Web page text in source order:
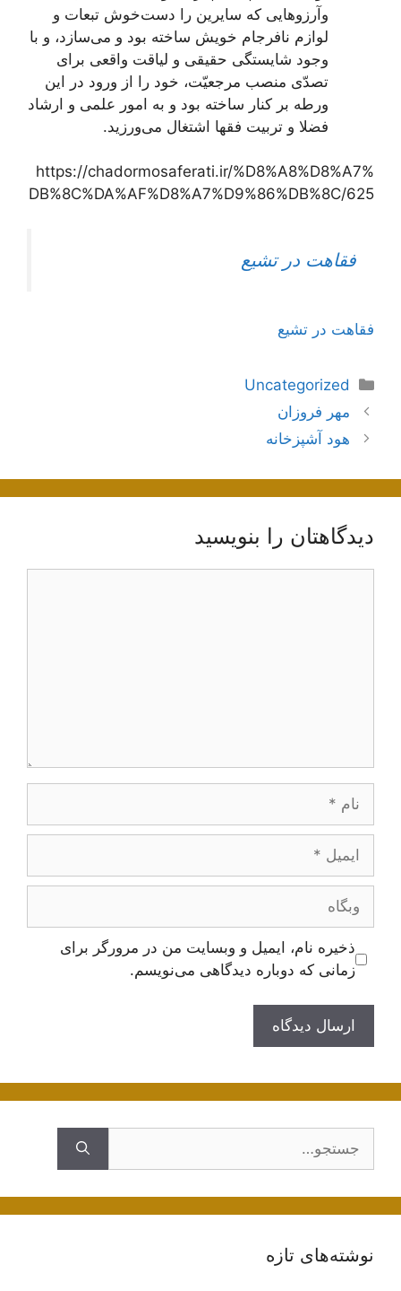
آرزوهایی که سایرین را دست‌خوش تبعات و
لوازم نافرجام خویش ساخته بود و می‌سازد، و با
وجود شایستگی حقیقی و لیاقت واقعی برای
تصدّی منصب مرجعیّت، خود را از ورود در این
ورطه بر کنار ساخته بود و به امور علمی و ارشاد
فضلا و تربیت فقها اشتغال می‌ورزید.
https://chadormosaferati.ir/%D8%A8%D8%A7%
DB%8C%DA%AF%D8%A7%D9%86%DB%8C/625
فقاهت در تشیع
فقاهت در تشیع
دسته‌ها
Uncategorized
ناوبری
نوشته‌ها
مهر فروزان
هود آشپزخانه
دیدگاهتان را بنویسید
ذخیره نام، ایمیل و وبسایت من در مرورگر برای
زمانی که دوباره دیدگاهی می‌نویسم.
نوشته‌های تازه